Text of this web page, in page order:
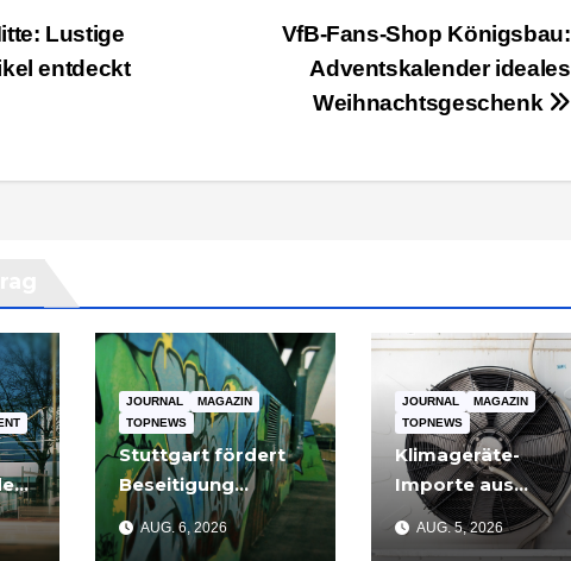
VfB-Fans-Shop Königsbau:
Adventskalender ideales
Weihnachtsgeschenk
Lustige
entdeckt
JOURNAL
MAGAZIN
TOPNEWS
Stuttgart fördert
Beseitigung
illegaler Graffiti an
privaten Gebäuden
AUG. 6, 2026
JOURNAL
MAGAZIN
TOPNEWS
Klimageräte-
Importe aus
Schweden
AUG. 5, 2026